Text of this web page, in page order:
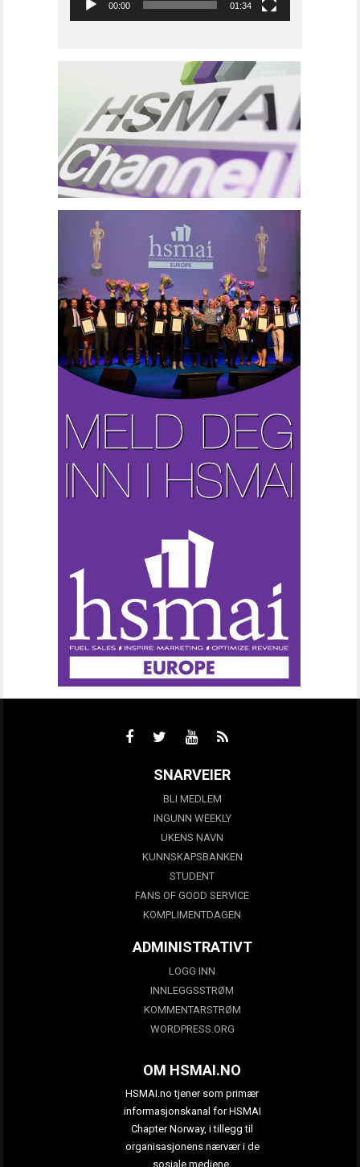
00:00 01:34
SNARVEIER
BLI MEDLEM
INGUNN WEEKLY
UKENS NAVN
KUNNSKAPSBANKEN
STUDENT
FANS OF GOOD SERVICE
KOMPLIMENTDAGEN
ADMINISTRATIVT
LOGG INN
INNLEGGSSTRØM
KOMMENTARSTRØM
WORDPRESS.ORG
OM HSMAI.NO
HSMAI.no tjener som primær
informasjonskanal for HSMAI
Chapter Norway, i tillegg til
organisasjonens nærvær i de
sosiale mediene.